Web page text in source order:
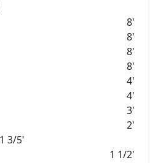
8'
8'
8'
8'
4'
4'
3'
2'
1 1/2'